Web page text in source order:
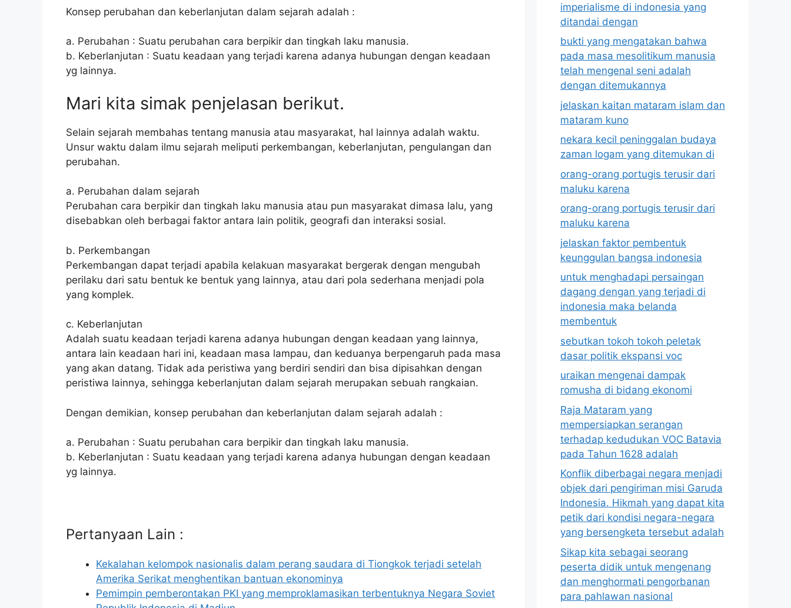
Konsep perubahan dan keberlanjutan dalam sejarah adalah :
a. Perubahan : Suatu perubahan cara berpikir dan tingkah laku manusia.
b. Keberlanjutan : Suatu keadaan yang terjadi karena adanya hubungan dengan keadaan
yg lainnya.
Mari kita simak penjelasan berikut.
Selain sejarah membahas tentang manusia atau masyarakat, hal lainnya adalah waktu.
Unsur waktu dalam ilmu sejarah meliputi perkembangan, keberlanjutan, pengulangan dan
perubahan.
a. Perubahan dalam sejarah
Perubahan cara berpikir dan tingkah laku manusia atau pun masyarakat dimasa lalu, yang
disebabkan oleh berbagai faktor antara lain politik, geografi dan interaksi sosial.
b. Perkembangan
Perkembangan dapat terjadi apabila kelakuan masyarakat bergerak dengan mengubah
perilaku dari satu bentuk ke bentuk yang lainnya, atau dari pola sederhana menjadi pola
yang komplek.
c. Keberlanjutan
Adalah suatu keadaan terjadi karena adanya hubungan dengan keadaan yang lainnya,
antara lain keadaan hari ini, keadaan masa lampau, dan keduanya berpengaruh pada masa
yang akan datang. Tidak ada peristiwa yang berdiri sendiri dan bisa dipisahkan dengan
peristiwa lainnya, sehingga keberlanjutan dalam sejarah merupakan sebuah rangkaian.
Dengan demikian, konsep perubahan dan keberlanjutan dalam sejarah adalah :
a. Perubahan : Suatu perubahan cara berpikir dan tingkah laku manusia.
b. Keberlanjutan : Suatu keadaan yang terjadi karena adanya hubungan dengan keadaan
yg lainnya.
Pertanyaan Lain :
Kekalahan kelompok nasionalis dalam perang saudara di Tiongkok terjadi setelah
Amerika Serikat menghentikan bantuan ekonominya
Pemimpin pemberontakan PKI yang memproklamasikan terbentuknya Negara Soviet
imperialisme di indonesia yang
ditandai dengan
bukti yang mengatakan bahwa
pada masa mesolitikum manusia
telah mengenal seni adalah
dengan ditemukannya
jelaskan kaitan mataram islam dan
mataram kuno
nekara kecil peninggalan budaya
zaman logam yang ditemukan di
orang-orang portugis terusir dari
maluku karena
orang-orang portugis terusir dari
maluku karena
jelaskan faktor pembentuk
keunggulan bangsa indonesia
untuk menghadapi persaingan
dagang dengan yang terjadi di
indonesia maka belanda
membentuk
sebutkan tokoh tokoh peletak
dasar politik ekspansi voc
uraikan mengenai dampak
romusha di bidang ekonomi
Raja Mataram yang
mempersiapkan serangan
terhadap kedudukan VOC Batavia
pada Tahun 1628 adalah
Konflik diberbagai negara menjadi
objek dari pengiriman misi Garuda
Indonesia. Hikmah yang dapat kita
petik dari kondisi negara-negara
yang bersengketa tersebut adalah
Sikap kita sebagai seorang
peserta didik untuk mengenang
dan menghormati pengorbanan
para pahlawan nasional